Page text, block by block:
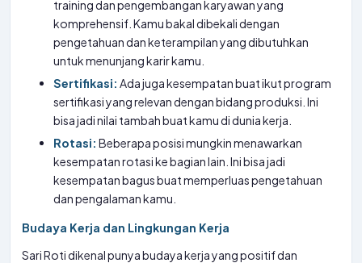
training dan pengembangan karyawan yang
komprehensif. Kamu bakal dibekali dengan
pengetahuan dan keterampilan yang dibutuhkan
untuk menunjang karir kamu.
Sertifikasi: Ada juga kesempatan buat ikut program
sertifikasi yang relevan dengan bidang produksi. Ini
bisa jadi nilai tambah buat kamu di dunia kerja.
Rotasi: Beberapa posisi mungkin menawarkan
kesempatan rotasi ke bagian lain. Ini bisa jadi
kesempatan bagus buat memperluas pengetahuan
dan pengalaman kamu.
Budaya Kerja dan Lingkungan Kerja
Sari Roti dikenal punya budaya kerja yang positif dan